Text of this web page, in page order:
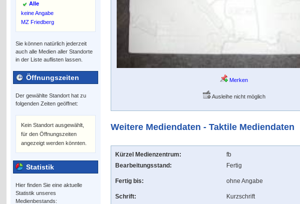
Alle
keine Angabe
MZ Friedberg
Sie können natürlich jederzeit
auch alle Medien aller Standorte
in der Liste auflisten lassen.
Öffnungszeiten
Der gewählte Standort hat zu
folgenden Zeiten geöffnet:
Kein Standort ausgewählt,
für den Öffnungszeiten
angezeigt werden könnten.
Statistik
Hier finden Sie eine aktuelle
Statistik unseres
Medienbestands:
Merken
Ausleihe nicht möglich
Weitere Mediendaten - Taktile Mediendaten
Kürzel Medienzentrum:
fb
Bearbeitungsstand:
Fertig
Fertig bis: ohne Angabe
Schrift: Kurzschrift